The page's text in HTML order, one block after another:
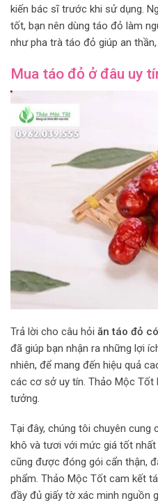
kiến bác sĩ trước khi sử dụng.
tốt, bạn nên dùng táo đỏ làm
như pha trà táo đỏ giúp an
Mua táo đỏ ở đâu uy
Trả lời cho câu hỏi ăn táo đỏ
đã giúp bạn nhận ra những lợi
nhiên, để mang đến hiệu quả
các cơ sở uy tín. Thảo Mộc Tốt
tưởng.
Tại đây, chúng tôi chuyên
khô và tươi với mức giá tốt
cũng được đóng gói cẩn thận,
phẩm. Thảo Mộc Tốt cam kết
đầy đủ giấy tờ xác minh nguồn